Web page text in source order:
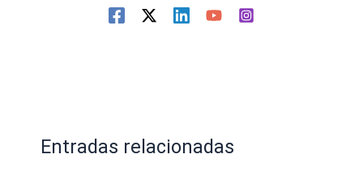
Entradas relacionadas